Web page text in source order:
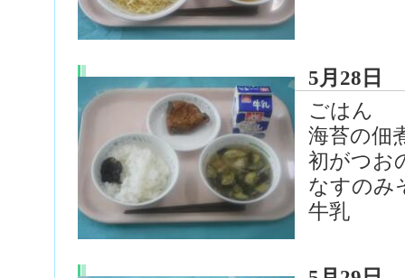
5月28日
ごはん
海苔の佃
初がつお
なすのみ
牛乳